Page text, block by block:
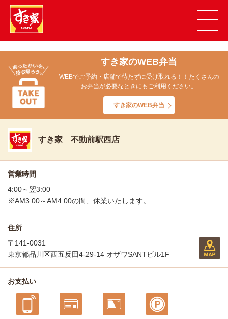
すき家のWEB弁当
WEBでご予約・店舗で待たずに受け取れる！！たくさんの
お弁当が必要なときにもご利用ください。
すき家のWEB弁当
すき家 不動前駅西店
営業時間
4:00～翌3:00
※AM3:00～AM4:00の間、休業いたします。
住所
〒141-0031
東京都品川区西五反田4-29-14 オザワSANTビル1F
お支払い